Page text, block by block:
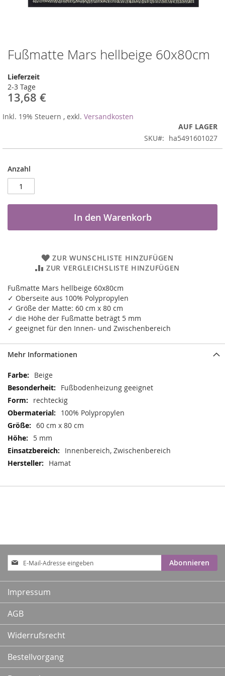
Fußmatte Mars hellbeige 60x80cm
Lieferzeit
2-3 Tage
13,68 €
Inkl. 19% Steuern , exkl. Versandkosten
AUF LAGER
SKU
ha5491601027
Anzahl
In den Warenkorb
ZUR WUNSCHLISTE HINZUFÜGEN
ZUR VERGLEICHSLISTE HINZUFÜGEN
Fußmatte Mars hellbeige 60x80cm
✓ Oberseite aus 100% Polypropylen
✓ Größe der Matte: 60 cm x 80 cm
✓ die Höhe der Fußmatte beträgt 5 mm
✓ geeignet für den Innen- und Zwischenbereich
Zum
Anfang
der
Bildergalerie
springen
Mehr Informationen
Mehr
Informationen
Beige
Fußbodenheizung geeignet
rechteckig
100% Polypropylen
60 cm x 80 cm
5 mm
Innenbereich, Zwischenbereich
Hamat
Anmeldung
zum
Newsletter:
Abonnieren
Impressum
AGB
Widerrufsrecht
Bestellvorgang